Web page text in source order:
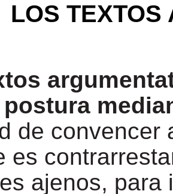
LOS TEXTOS
de convencer
es
ajenos, para